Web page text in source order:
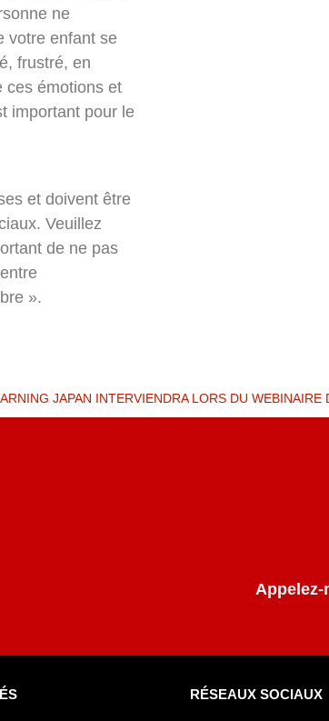
ne
votre enfant se
frustré, en
ces émotions et
important pour le
et doivent être
Veuillez
de ne pas
».
JAPAN INTERVIENDRA LORS DU WEBINAIRE
Appelez-
RÉSEAUX SOCIAUX